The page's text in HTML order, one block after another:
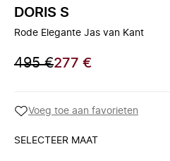
DORIS S
Rode Elegante Jas van Kant
495 €277 €
Voeg toe aan favorieten
SELECTEER MAAT